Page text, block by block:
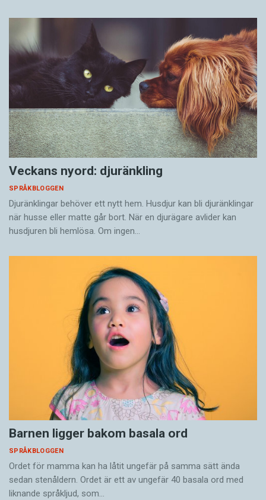
Veckans nyord: djuränkling
SPRÅKBLOGGEN
Djuränklingar behöver ett nytt hem. Husdjur kan bli djuränklingar
när husse eller matte går bort. När en djurägare avlider kan
husdjuren bli hemlösa. Om ingen…
Barnen ligger bakom basala ord
SPRÅKBLOGGEN
Ordet för mamma kan ha låtit ungefär på samma sätt ända
sedan stenåldern. Ordet är ett av ungefär 40 basala ord med
liknande språkljud, som…